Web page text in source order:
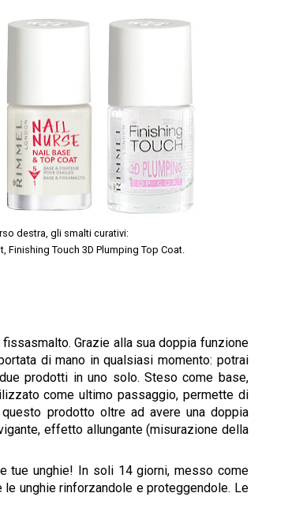
destra, gli smalti curativi:
Finishing Touch 3D Plumping Top Coat.
Grazie alla sua doppia funzione
di mano in qualsiasi momento: potrai
prodotti in uno solo. Steso come base,
come ultimo passaggio, permette di
prodotto oltre ad avere una doppia
effetto allungante (misurazione della
tue unghie! In soli 14 giorni, messo come
unghie rinforzandole e proteggendole. Le